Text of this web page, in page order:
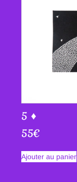
5 ♦
55€
Ajouter au panier